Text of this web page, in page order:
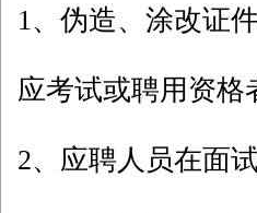
1、伪造、涂改证
应考试或聘用资格
2、应聘人员在面